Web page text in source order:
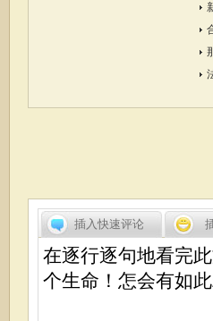
插入快速评论